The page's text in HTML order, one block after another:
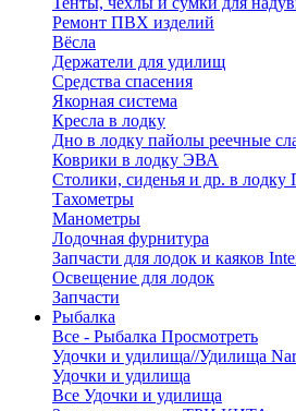
Ремонт ПВХ изделий
Вёсла
Держатели для удилищ
Средства спасения
Якорная система
Кресла в лодку
Дно в лодку пайолы реечные
Коврики в лодку ЭВА
Столики, сиденья и др. в
Тахометры
Манометры
Лодочная фурнитура
Запчасти для лодок и каяков
Освещение для лодок
Запчасти
Рыбалка
Все - Рыбалка Просмотреть
Удочки и удилища//Удилища
Удочки и удилища
Все Удочки и удилища